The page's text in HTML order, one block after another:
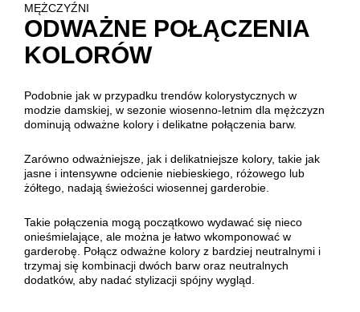
MĘŻCZYŹNI
ODWAŻNE POŁĄCZENIA
KOLORÓW
Podobnie jak w przypadku trendów kolorystycznych w
modzie damskiej, w sezonie wiosenno-letnim dla mężczyzn
dominują odważne kolory i delikatne połączenia barw.
Zarówno odważniejsze, jak i delikatniejsze kolory, takie jak
jasne i intensywne odcienie niebieskiego, różowego lub
żółtego, nadają świeżości wiosennej garderobie.
Takie połączenia mogą początkowo wydawać się nieco
onieśmielające, ale można je łatwo wkomponować w
garderobę. Połącz odważne kolory z bardziej neutralnymi i
trzymaj się kombinacji dwóch barw oraz neutralnych
dodatków, aby nadać stylizacji spójny wygląd.